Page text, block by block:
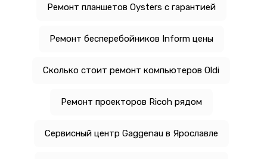
Ремонт планшетов Oysters с гарантией
Ремонт бесперебойников Inform цены
Сколько стоит ремонт компьютеров Oldi
Ремонт проекторов Ricoh рядом
Сервисный центр Gaggenau в Ярославле